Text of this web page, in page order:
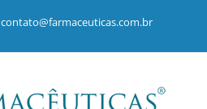
contato@farmaceuticas.com.br